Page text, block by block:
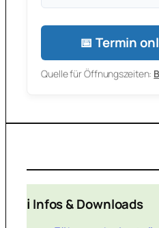
📅 Termin
Quelle für Öffnungszeiten:
ℹ️ Infos & Downloads